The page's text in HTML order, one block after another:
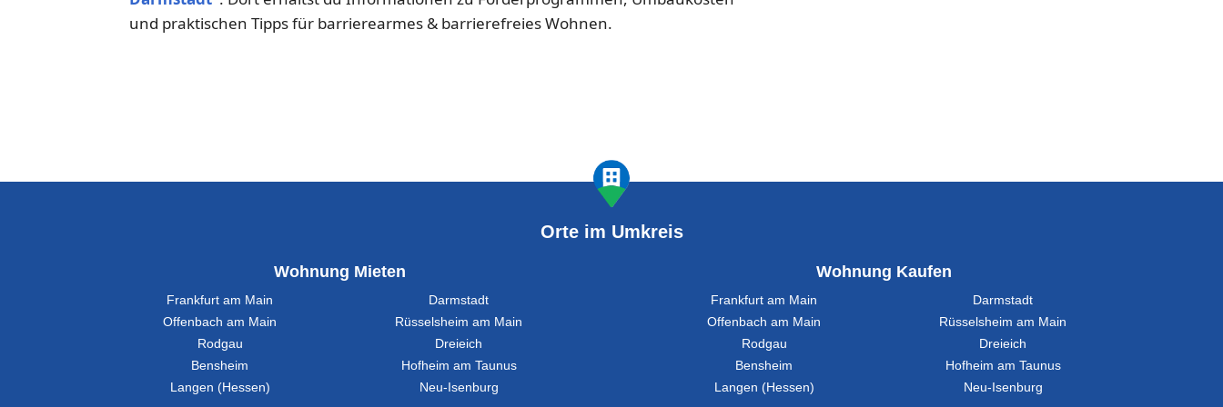
und praktischen Tipps für barrierearmes & barrierefreies Wohnen.
Orte im Umkreis
Wohnung Mieten
Frankfurt am Main
Darmstadt
Offenbach am Main
Rüsselsheim am Main
Rodgau
Dreieich
Bensheim
Hofheim am Taunus
Langen (Hessen)
Neu-Isenburg
Wohnung Kaufen
Frankfurt am Main
Darmstadt
Offenbach am Main
Rüsselsheim am Main
Rodgau
Dreieich
Bensheim
Hofheim am Taunus
Langen (Hessen)
Neu-Isenburg